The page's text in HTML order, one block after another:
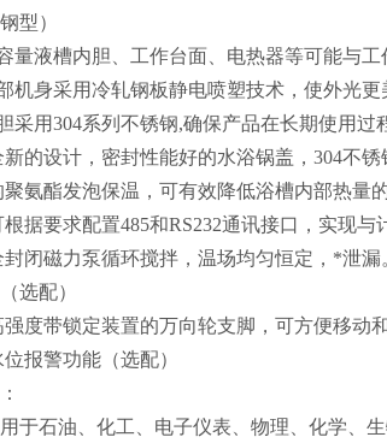
型）
量液槽内胆、工作台面、电热器等可能与
机身采用冷轧钢板静电喷塑技术，使外光更
采用304系列不锈钢,确保产品在长期使用
新的设计，密封性能好的水浴锅盖，304不
聚氨酯发泡保温，可有效降低浴槽内部热量
根据要求配置485和RS232通讯接口，实现
封闭磁力泵循环搅拌，温场均匀恒定，*泄
选配）
强度带锁定装置的万向轮支脚，可方便移动
位报警功能（选配）
于石油、化工、电子仪表、物理、化学、